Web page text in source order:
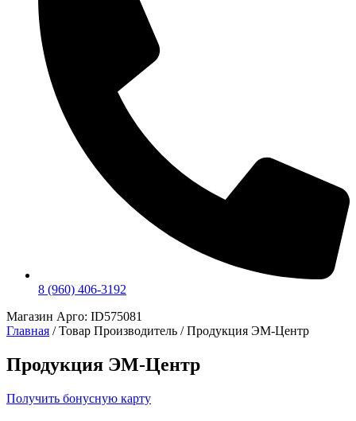
8 (960) 406-3192
Магазин Арго: ID575081
Главная / Товар Производитель / Продукция ЭМ-Центр
Продукция ЭМ-Центр
Получить бонусную карту